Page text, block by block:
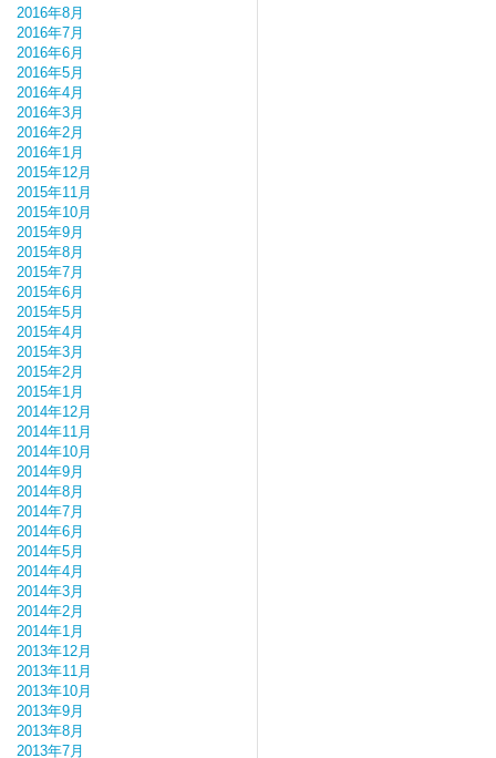
2016年8月
2016年7月
2016年6月
2016年5月
2016年4月
2016年3月
2016年2月
2016年1月
2015年12月
2015年11月
2015年10月
2015年9月
2015年8月
2015年7月
2015年6月
2015年5月
2015年4月
2015年3月
2015年2月
2015年1月
2014年12月
2014年11月
2014年10月
2014年9月
2014年8月
2014年7月
2014年6月
2014年5月
2014年4月
2014年3月
2014年2月
2014年1月
2013年12月
2013年11月
2013年10月
2013年9月
2013年8月
2013年7月